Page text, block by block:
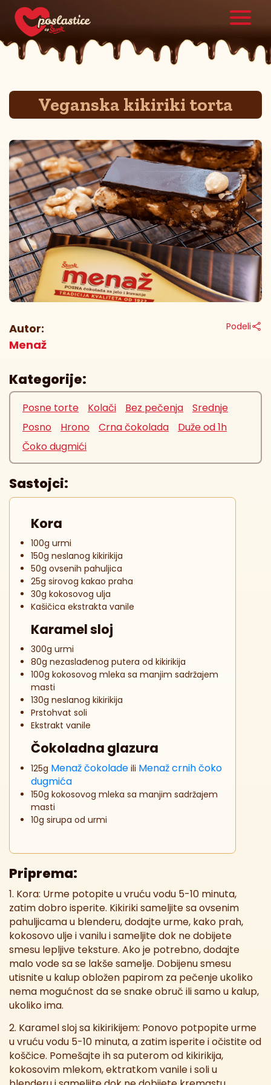
Veganska kikiriki torta
Autor:
Menaž
Podeli
Kategorije:
Posne torte Kolači Bez pečenja
Srednje
Posno
Hrono Crna čokolada
Duže od 1h
Čoko dugmići
Sastojci:
Kora
100g urmi
150g neslanog kikirikija
50g ovsenih pahuljica
25g sirovog kakao praha
30g kokosovog ulja
Kašičica ekstrakta vanile
Karamel sloj
300g urmi
80g nezaslađenog putera od kikirikija
100g kokosovog mleka sa manjim sadržajem
masti
130g neslanog kikirikija
Prstohvat soli
Ekstrakt vanile
Čokoladna glazura
125g Menaž čokolade ili Menaž crnih čoko
dugmića
150g kokosovog mleka sa manjim sadržajem
masti
10g sirupa od urmi
Priprema:
1. Kora: Urme potopite u vruću vodu 5-10 minuta,
zatim dobro isperite. Kikiriki sameljite sa ovsenim
pahuljicama u blenderu, dodajte urme, kako prah,
kokosovo ulje i vanilu i sameljite dok ne dobijete
smesu lepljive teksture. Ako je potrebno, dodajte
malo vode sa se lakše samelje. Dobijenu smesu
utisnite u kalup obložen papirom za pečenje ukoliko
nema mogućnost da se snake obruč ili samo u kalup,
ukoliko ima.
2. Karamel sloj sa kikirikijem: Ponovo potpopite urme
u vruću vodu 5-10 minuta, a zatim isperite i očistite od
koščice. Pomešajte ih sa puterom od kikirikija,
kokosovim mlekom, ektratkom vanile i soli u